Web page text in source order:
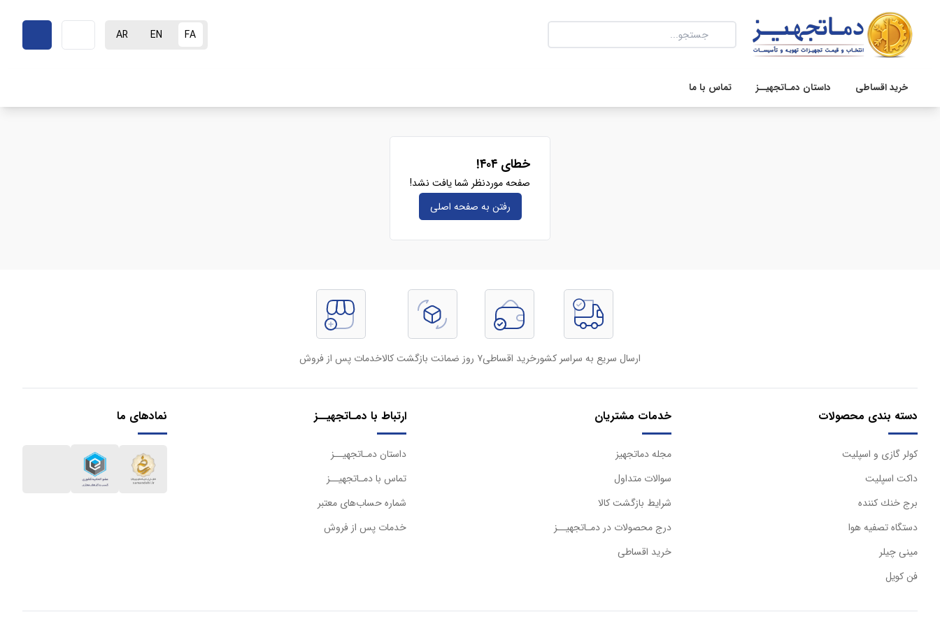
FA
EN
AR
خرید اقساطی داستان دمـاتجهیــز تماس با ما
خطای ۴۰۴!
صفحه موردنظر شما یافت نشد!
رفتن به صفحه‌ اصلی
ارسال سریع به سراسر کشورخرید اقساطی۷ روز ضمانت بازگشت کالا خدمات پس از فروش
دسته بندی محصولات
كولر گازی و اسپليت
داكت اسپليت
برج خنك كننده
دستگاه تصفيه هوا
مینی چیلر
فن کویل
خدمات مشتریان
مجله دماتجهیز
سوالات متداول
شرایط بازگشت کالا
درج محصولات در دمـاتجهیــز
خرید اقساطی
ارتباط با دمـاتجهیــز
داستان دمـاتجهیــز
تماس با دمـاتجهیــز
شماره حساب‌های معتبر
خدمات پس از فروش
نمادهای ما